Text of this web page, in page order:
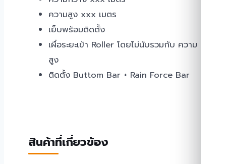
ความสูง xxx เมตร
เย็บพร้อมติดตั้ง
เผื่อระยะเข้า Roller โดยไม่นับรวมกับ ความ
สูง
ติดตั้ง Buttom Bar + Rain Force Bar
สินค้าที่เกี่ยวข้อง